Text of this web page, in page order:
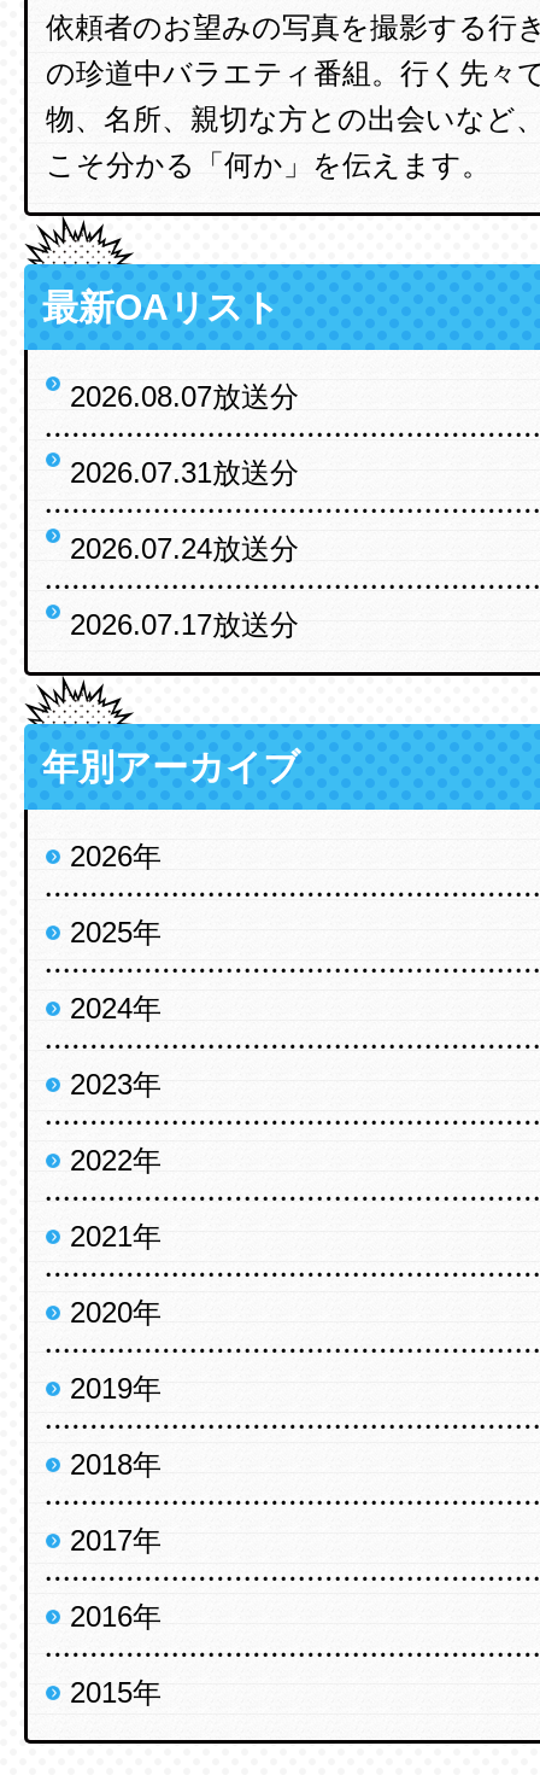
依頼者のお望みの写真を撮影する行
の珍道中バラエティ番組。行く先々
物、名所、親切な方との出会いなど
こそ分かる「何か」を伝えます。
最新OAリスト
2026.08.07放送分
2026.07.31放送分
2026.07.24放送分
2026.07.17放送分
年別アーカイブ
2026年
2025年
2024年
2023年
2022年
2021年
2020年
2019年
2018年
2017年
2016年
2015年